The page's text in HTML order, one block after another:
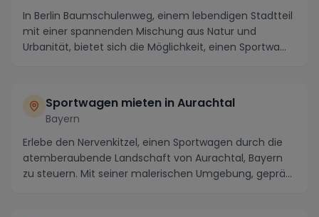
In Berlin Baumschulenweg, einem lebendigen Stadtteil
mit einer spannenden Mischung aus Natur und
Urbanität, bietet sich die Möglichkeit, einen Sportwa...
Sportwagen mieten in Aurachtal
Bayern
Erlebe den Nervenkitzel, einen Sportwagen durch die
atemberaubende Landschaft von Aurachtal, Bayern
zu steuern. Mit seiner malerischen Umgebung, geprä...